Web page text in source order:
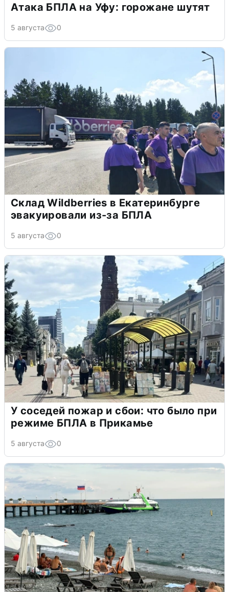
Атака БПЛА на Уфу: горожане шутят
5 августа 0
Склад Wildberries в Екатеринбурге
эвакуировали из-за БПЛА
5 августа 0
У соседей пожар и сбои: что было при
режиме БПЛА в Прикамье
5 августа 0